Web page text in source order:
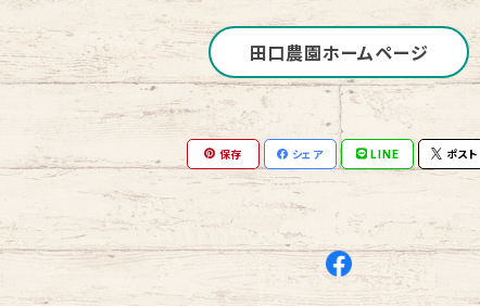
田口農園ホームページ
保存 シェア LINE ポスト